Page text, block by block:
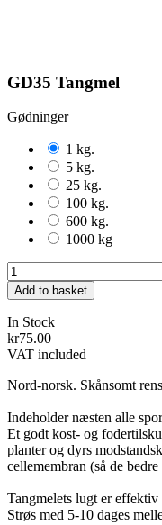
GD35 Tangmel
Gødninger
1 kg.
5 kg.
25 kg.
100 kg.
600 kg.
1000 kg
Add to basket
In Stock
kr75.00
VAT included
Nord-norsk. Skånsomt
Indeholder næsten alle
Et godt kost- og
planter og dyrs
cellemembran (så de
Tangmelets lugt er
Strøs med 5-10 dages